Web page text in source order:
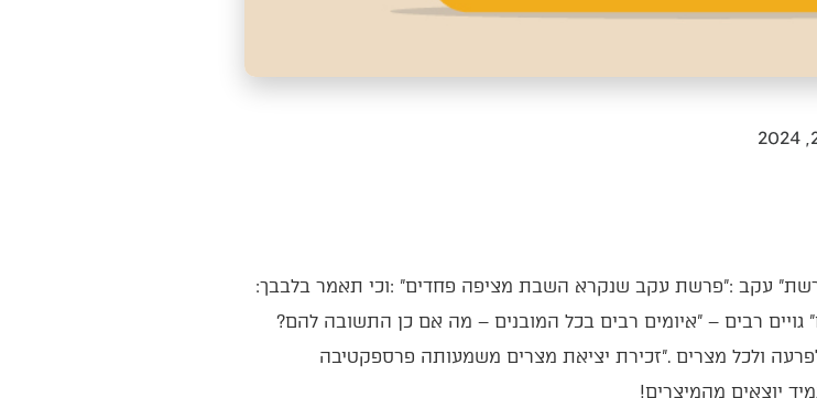
את‭ ‬השורות‭ ‬הבאות‭ ‬פרסמתי‭ ‬לפני‭ ‬שנה‭ ‬בדיוק‭, ‬ערב‭ ‬פרשת‭ ‬‮"‬עקב‮"‬‭: ‬פרשת‭ ‬עקב‭ ‬שנקרא‭ ‬השבת‭ ‬מציפה‭ ‬פחדים‭: ‬‮"‬וכי‭ ‬תאמר‭ ‬בלבבך‭:
‬רבים‭ ‬הגויים‭ ‬האלה‭ ‬ממני‭, ‬איכה‭ ‬אוכל‭ ‬להורישם‭?‬‮"‬‭. ‬ישנם‭ ‬‮"‬גויים‭ ‬רבים‮"‬‭ – ‬איומים‭ ‬רבים‭ ‬בכל‭ ‬המובנים‭ – ‬מה‭ ‬אם‭ ‬כן‭ ‬התשובה‭ ‬להם‭?